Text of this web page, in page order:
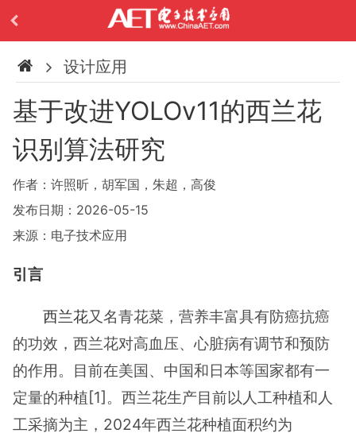
设计应用
基于改进YOLOv11的西兰花
识别算法研究
作者：许照昕，胡军国，朱超，高俊
发布日期：2026-05-15
来源：电子技术应用
引言
西兰花又名青花菜，营养丰富具有防癌抗癌
的功效，西兰花对高血压、心脏病有调节和预防
的作用。目前在美国、中国和日本等国家都有一
定量的种植[1]。西兰花生产目前以人工种植和人
工采摘为主，2024年西兰花种植面积约为